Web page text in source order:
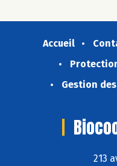
Accueil
Gestion
213